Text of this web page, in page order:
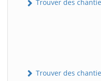
Trouver des
Trouver des